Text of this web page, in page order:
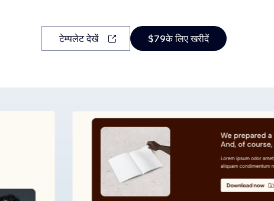
टेम्पलेट देखें $79के लिए खरीदें